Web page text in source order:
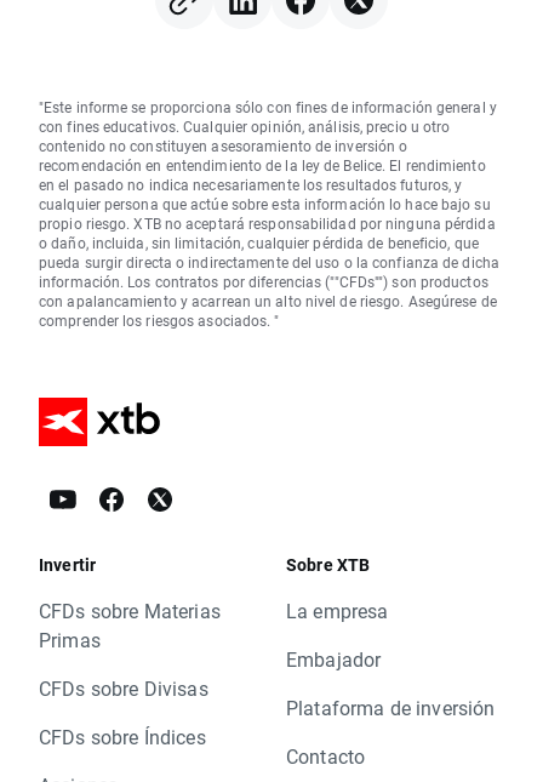
"Este informe se proporciona sólo con fines de información general y
con fines educativos. Cualquier opinión, análisis, precio u otro
contenido no constituyen asesoramiento de inversión o
recomendación en entendimiento de la ley de Belice. El rendimiento
en el pasado no indica necesariamente los resultados futuros, y
cualquier persona que actúe sobre esta información lo hace bajo su
propio riesgo. XTB no aceptará responsabilidad por ninguna pérdida
o daño, incluida, sin limitación, cualquier pérdida de beneficio, que
pueda surgir directa o indirectamente del uso o la confianza de dicha
información. Los contratos por diferencias (""CFDs"") son productos
con apalancamiento y acarrean un alto nivel de riesgo. Asegúrese de
comprender los riesgos asociados. "
Invertir
CFDs sobre Materias
Primas
CFDs sobre Divisas
CFDs sobre Índices
Sobre XTB
La empresa
Embajador
Plataforma de inversión
Contacto